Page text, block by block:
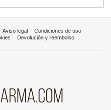
Aviso legal
Condiciones de uso
Devolución y reembolso